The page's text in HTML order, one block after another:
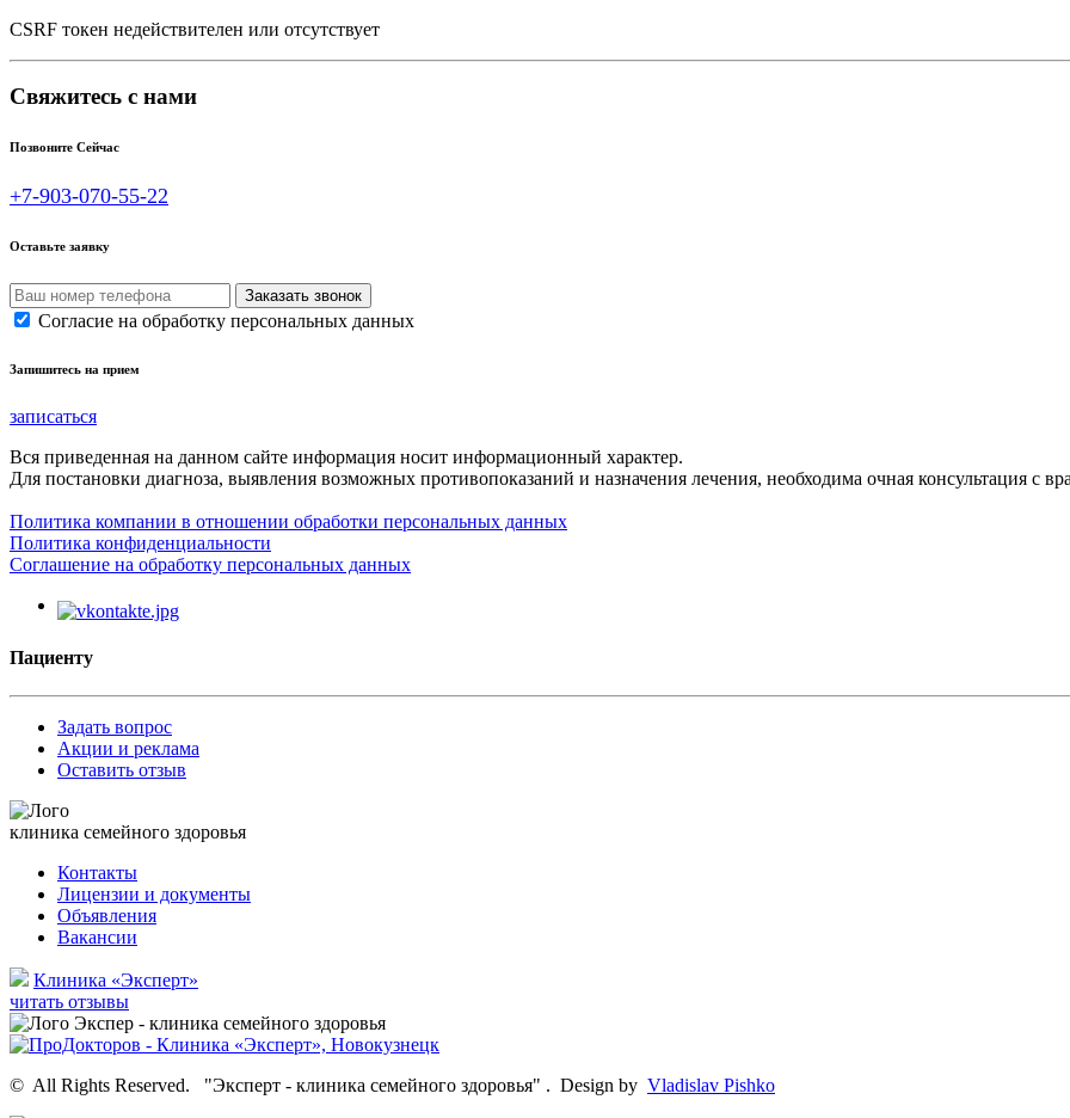
CSRF токен недействителен или отсутствует
Свяжитесь с нами
Позвоните Сейчас
+7-903-070-55-22
Оставьте заявку
Согласие на обработку персональных данных
Запишитесь на прием
записаться
Вся приведенная на данном сайте информация носит информационный характер.
Для постановки диагноза, выявления возможных противопоказаний и назначения лечения, необходима очная консультация с
Политика компании в отношении обработки персональных данных
Политика конфиденциальности
Соглашение на обработку персональных данных
Пациенту
Задать вопрос
Акции и реклама
Оставить отзыв
клиника семейного здоровья
Контакты
Лицензии и документы
Объявления
Вакансии
Клиника «Эксперт»
читать отзывы
© All Rights Reserved. "Эксперт - клиника семейного здоровья" . Design by Vladislav Pishko